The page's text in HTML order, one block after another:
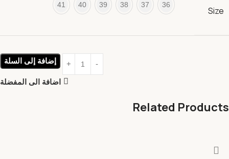
Size
36
37
38
39
40
41
إضافة إلى السلة
اضافة الى المفضلة
Related Products